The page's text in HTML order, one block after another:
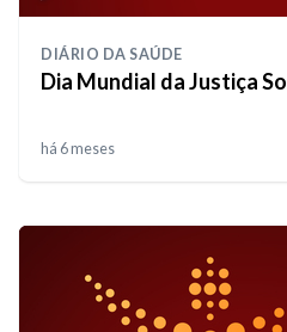
DIÁRIO DA SAÚDE
Dia Mundial da Justiça
há 6 meses